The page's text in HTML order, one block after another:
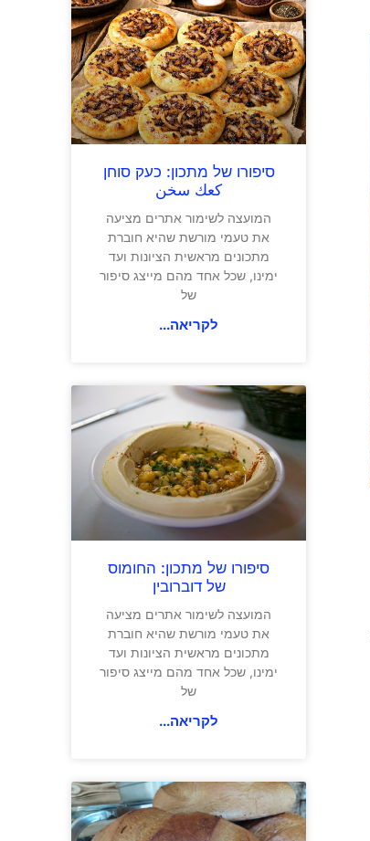
סיפורו של מתכון: כעק סוחן
كعك سخن
המועצה לשימור אתרים מציעה
את טעמי מורשת שהיא חוברת
מתכונים מראשית הציונות ועד
ימינו, שכל אחד מהם מייצג סיפור
של
לקריאה...
סיפורו של מתכון: החומוס
של דוברובין
המועצה לשימור אתרים מציעה
את טעמי מורשת שהיא חוברת
מתכונים מראשית הציונות ועד
ימינו, שכל אחד מהם מייצג סיפור
של
לקריאה...